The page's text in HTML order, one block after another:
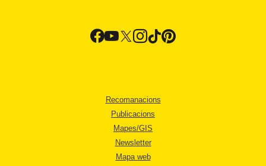
Recomanacions
Publicacions
Mapes/GIS
Newsletter
Mapa web